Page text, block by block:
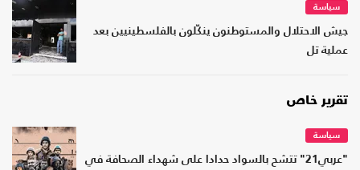
سياسة
جيش الاحتلال والمستوطنون ينكّلون بالفلسطينيين بعد
عملية تل
تقرير خاص
سياسة
"عربي21" تتشح بالسواد حدادا على شهداء الصحافة في